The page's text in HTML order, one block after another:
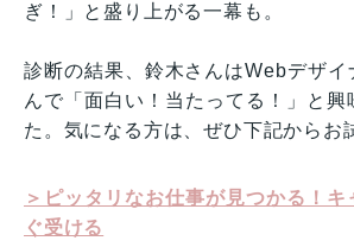
ぎ！」と盛り上がる一幕も。
診断の結果、鈴木さんはWebデザイ
んで「面白い！当たってる！」と興
た。気になる方は、ぜひ下記からお
＞ピッタリなお仕事が見つかる！
ぐ受ける